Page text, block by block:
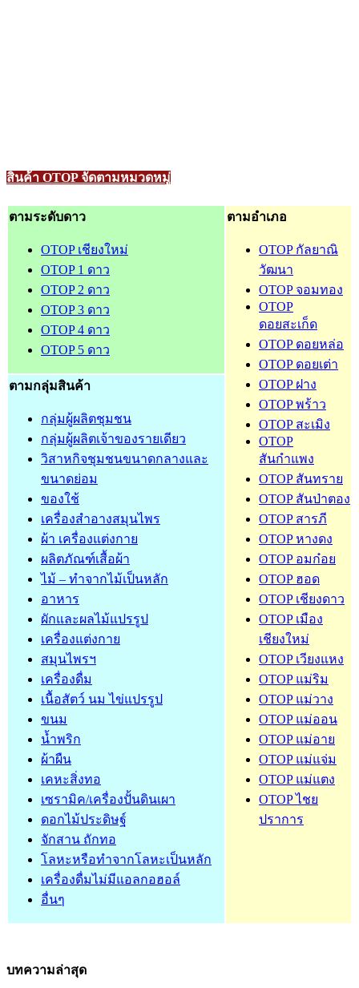
สินค้า OTOP จัดตามหมวดหมู่
ตามระดับดาว
OTOP เชียงใหม่
OTOP 1 ดาว
OTOP 2 ดาว
OTOP 3 ดาว
OTOP 4 ดาว
OTOP 5 ดาว
ตามอำเภอ
OTOP กัลยาณิ
วัฒนา
OTOP จอมทอง
OTOP
ดอยสะเก็ด
OTOP ดอยหล่อ
OTOP ดอยเต่า
OTOP ฝาง
OTOP พร้าว
OTOP สะเมิง
OTOP
สันกำแพง
OTOP สันทราย
OTOP สันป่าตอง
OTOP สารภี
OTOP หางดง
OTOP อมก๋อย
OTOP ฮอด
OTOP เชียงดาว
OTOP เมือง
เชียงใหม่
OTOP เวียงแหง
OTOP แม่ริม
OTOP แม่วาง
OTOP แม่ออน
OTOP แม่อาย
OTOP แม่แจ่ม
OTOP แม่แตง
OTOP ไชย
ปราการ
ตามกลุ่มสินค้า
กลุ่มผู้ผลิตชุมชน
กลุ่มผู้ผลิตเจ้าของรายเดียว
วิสาหกิจชุมชนขนาดกลางและ
ขนาดย่อม
ของใช้
เครื่องสำอางสมุนไพร
ผ้า เครื่องแต่งกาย
ผลิตภัณฑ์เสื้อผ้า
ไม้ – ทำจากไม้เป็นหลัก
อาหาร
ผักและผลไม้แปรรูป
เครื่องแต่งกาย
สมุนไพรฯ
เครื่องดื่ม
เนื้อสัตว์ นม ไข่แปรรูป
ขนม
น้ำพริก
ผ้าผืน
เคหะสิ่งทอ
เซรามิค/เครื่องปั้นดินเผา
ดอกไม้ประดิษฐ์
จักสาน ถักทอ
โลหะหรือทำจากโลหะเป็นหลัก
เครื่องดื่มไม่มีแอลกอฮอล์
อื่นๆ
บทความล่าสุด